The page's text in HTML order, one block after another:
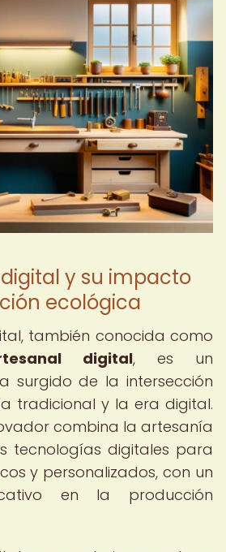
y su impacto
ecológica
también conocida como
digital, es un
surgido de la intersección
tradicional y la era digital.
combina la artesanía
tecnologías digitales para
y personalizados, con un
en la producción